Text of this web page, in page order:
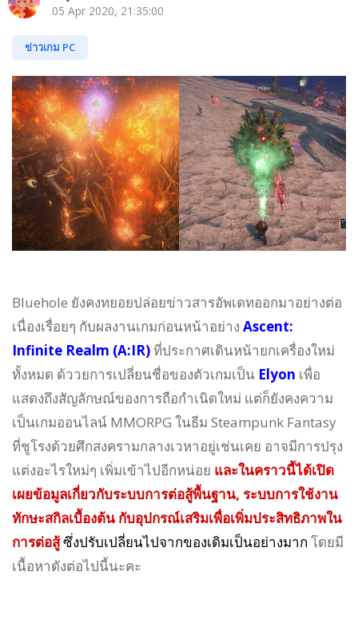
05 Apr 2020, 21:35:00
ข่าวเกม PC
Bluehole ยังคงทยอยปล่อยข่าวสารอัพเดทออกมาอย่างต่อ
เนื่องเรื่อยๆ กับผลงานเกมก่อนหน้าอย่าง Ascent:
Infinite Realm (A:IR)ที่ประกาศเดินหน้ายกเครื่องใหม่
ทั้งหมด ด้ววยการเปลี่ยนชื่อของตัวเกมเป็น Elyon เพื่อ
แสดงถึงสัญลักษณ์ของการถือกำเนิดใหม่ แต่ก็ยังคงความ
เป็นเกมออนไลน์ MMORPG ในธีม Steampunk Fantasy
ที่ชูโรงด้วยศึกสงครามกลางเวหาอยู่เช่นเคย อาจมีการปรุง
แต่งอะไรใหม่ๆ เพิ่มเข้าไปอีกหน่อย และในคราวนี้ได้เปิด
เผยข้อมูลเกี่ยวกับระบบการต่อสู้พื้นฐาน, ระบบการใช้งาน
ทักษะสกิลเบื้องต้น กับอุปกรณ์เสริมเพื่อเพิ่มประสิทธิภาพใน
การต่อสู้ซึ่งปรับเปลี่ยนไปจากของเดิมเป็นอย่างมาก โดยมี
เนื้อหาดังต่อไปนี้นะคะ